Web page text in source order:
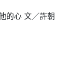
的心 文／許朝